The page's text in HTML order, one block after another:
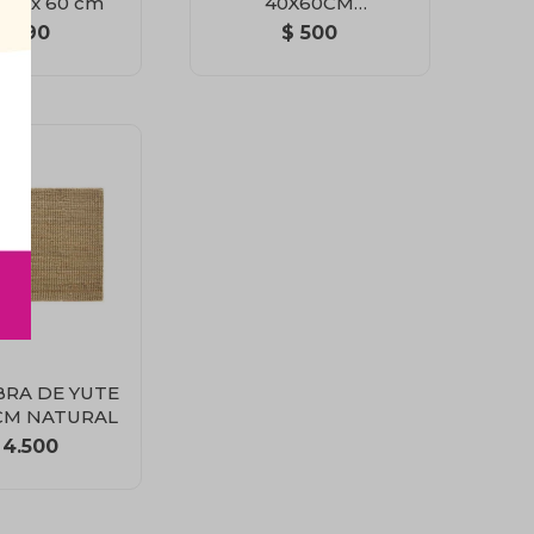
690
RECTANGULOS
$ 500
DE YUTE
NATURAL
4.500